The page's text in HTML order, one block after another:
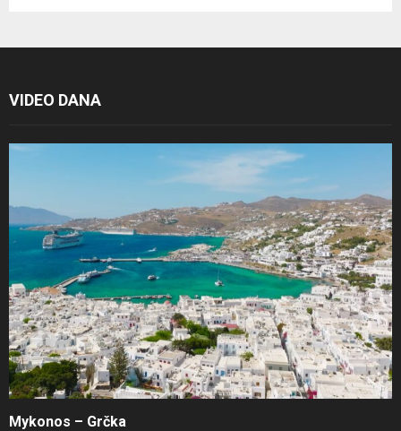
VIDEO DANA
Mykonos – Grčka